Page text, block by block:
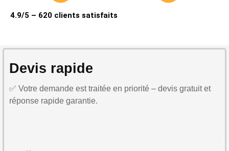
4.9/5 – 620 clients satisfaits
Devis rapide
✅ Votre demande est traitée en priorité – devis gratuit et
réponse rapide garantie.